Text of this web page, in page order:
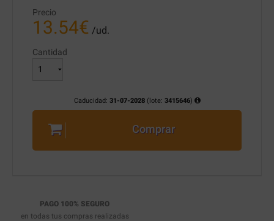
Precio
13.54€ /ud.
Cantidad
Caducidad: 31-07-2028(lote: 3415646)
Comprar
PAGO 100% SEGURO
en todas tus compras realizadas